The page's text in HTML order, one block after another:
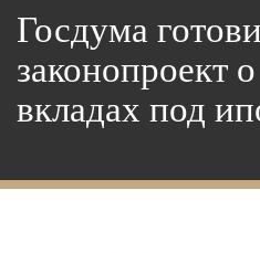
Госдума
законопроект
вкладах под